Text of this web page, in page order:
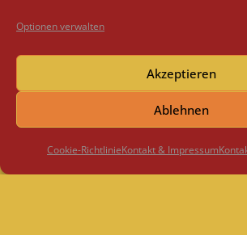
Optionen verwalten
Akzeptieren
Ablehnen
Cookie-RichtlinieKontakt & Impressum